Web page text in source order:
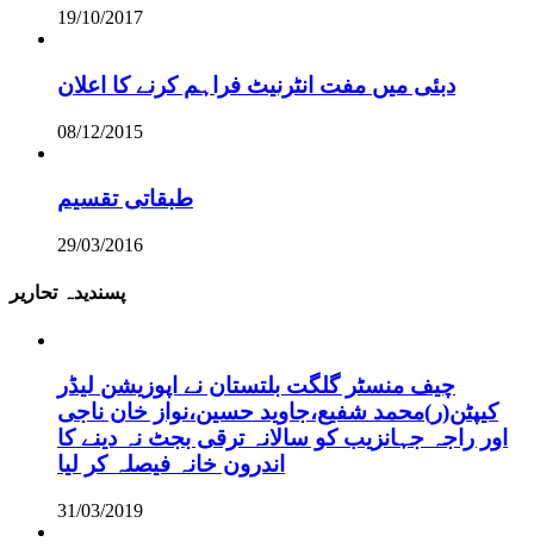
19/10/2017
دبئی میں مفت انٹرنیٹ فراہم کرنے کا اعلان
08/12/2015
طبقاتی تقسیم
29/03/2016
پسندیدہ تحاریر
چیف منسٹر گلگت بلتستان نے اپوزیشن لیڈر
کیپٹن(ر)محمد شفیع،جاوید حسین،نواز خان ناجی
اور راجہ جہانزیب کو سالانہ ترقی بجٹ نہ دینے کا
اندرون خانہ فیصلہ کر لیا
31/03/2019